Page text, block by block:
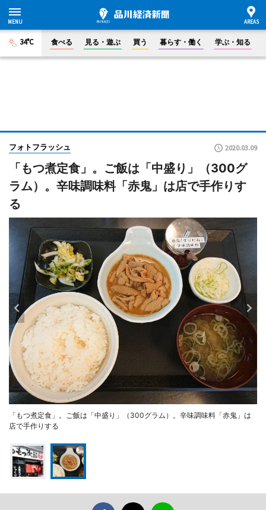
34°C 食べる 見る・遊ぶ 買う 暮らす・働く 学ぶ・知る
フォトフラッシュ 2020.03.09
「もつ煮定食」。ご飯は「中盛り」（300グ
ラム）。辛味調味料「赤鬼」は店で手作りす
る
「もつ煮定食」。ご飯は「中盛り」（300グラム）。辛味調味料「赤鬼」は
店で手作りする